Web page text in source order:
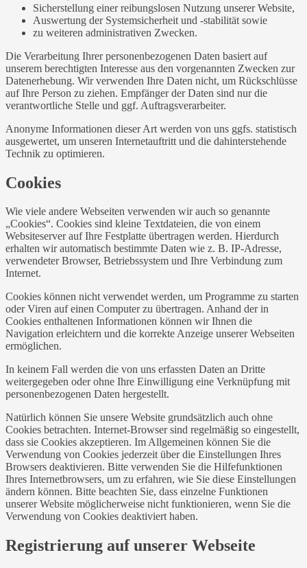
Sicherstellung einer reibungslosen Nutzung unserer Website,
Auswertung der Systemsicherheit und -stabilität sowie
zu weiteren administrativen Zwecken.
Die Verarbeitung Ihrer personenbezogenen Daten basiert auf
unserem berechtigten Interesse aus den vorgenannten Zwecken zur
Datenerhebung. Wir verwenden Ihre Daten nicht, um Rückschlüsse
auf Ihre Person zu ziehen. Empfänger der Daten sind nur die
verantwortliche Stelle und ggf. Auftragsverarbeiter.
Anonyme Informationen dieser Art werden von uns ggfs. statistisch
ausgewertet, um unseren Internetauftritt und die dahinterstehende
Technik zu optimieren.
Cookies
Wie viele andere Webseiten verwenden wir auch so genannte
„Cookies“. Cookies sind kleine Textdateien, die von einem
Websiteserver auf Ihre Festplatte übertragen werden. Hierdurch
erhalten wir automatisch bestimmte Daten wie z. B. IP-Adresse,
verwendeter Browser, Betriebssystem und Ihre Verbindung zum
Internet.
Cookies können nicht verwendet werden, um Programme zu starten
oder Viren auf einen Computer zu übertragen. Anhand der in
Cookies enthaltenen Informationen können wir Ihnen die
Navigation erleichtern und die korrekte Anzeige unserer Webseiten
ermöglichen.
In keinem Fall werden die von uns erfassten Daten an Dritte
weitergegeben oder ohne Ihre Einwilligung eine Verknüpfung mit
personenbezogenen Daten hergestellt.
Natürlich können Sie unsere Website grundsätzlich auch ohne
Cookies betrachten. Internet-Browser sind regelmäßig so eingestellt,
dass sie Cookies akzeptieren. Im Allgemeinen können Sie die
Verwendung von Cookies jederzeit über die Einstellungen Ihres
Browsers deaktivieren. Bitte verwenden Sie die Hilfefunktionen
Ihres Internetbrowsers, um zu erfahren, wie Sie diese Einstellungen
ändern können. Bitte beachten Sie, dass einzelne Funktionen
unserer Website möglicherweise nicht funktionieren, wenn Sie die
Verwendung von Cookies deaktiviert haben.
Registrierung auf unserer Webseite